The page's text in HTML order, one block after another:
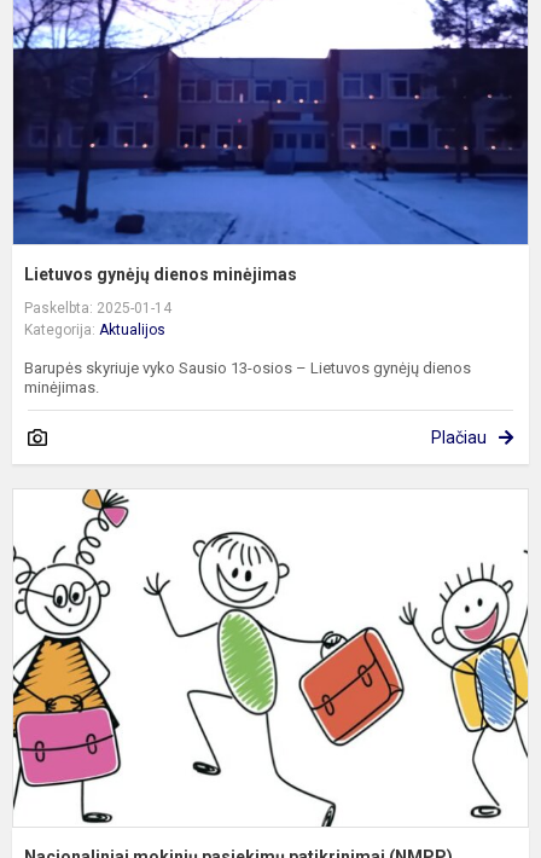
Lietuvos gynėjų dienos minėjimas
Paskelbta: 2025-01-14
Kategorija: Aktualijos
Barupės skyriuje vyko Sausio 13-osios – Lietuvos gynėjų dienos
minėjimas.
Plačiau